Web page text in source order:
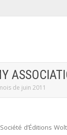
de juin 2011
d’Éditions